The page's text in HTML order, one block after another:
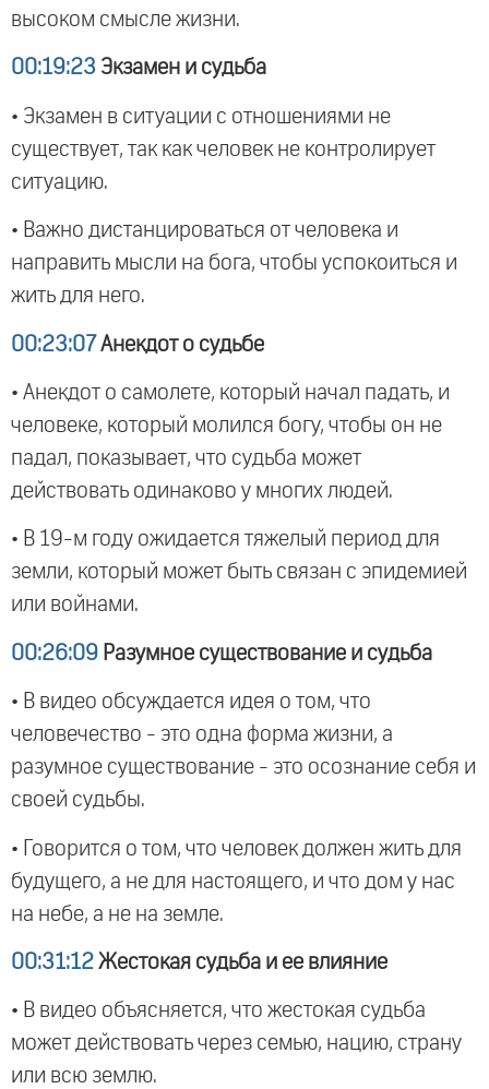
высоком смысле жизни.
00:19:23 Экзамен и судьба
• Экзамен в ситуации с отношениями не
существует, так как человек не контролирует
ситуацию.
• Важно дистанцироваться от человека и
направить мысли на бога, чтобы успокоиться и
жить для него.
00:23:07 Анекдот о судьбе
• Анекдот о самолете, который начал падать, и
человеке, который молился богу, чтобы он не
падал, показывает, что судьба может
действовать одинаково у многих людей.
• В 19-м году ожидается тяжелый период для
земли, который может быть связан с эпидемией
или войнами.
00:26:09 Разумное существование и судьба
• В видео обсуждается идея о том, что
человечество - это одна форма жизни, а
разумное существование - это осознание себя и
своей судьбы.
• Говорится о том, что человек должен жить для
будущего, а не для настоящего, и что дом у нас
на небе, а не на земле.
00:31:12 Жестокая судьба и ее влияние
• В видео объясняется, что жестокая судьба
может действовать через семью, нацию, страну
или всю землю.